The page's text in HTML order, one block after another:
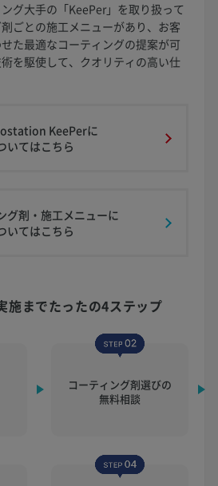
グ大手の「KeePer」を取り扱って
ごとの施工メニューがあり、お客
た最適なコーティングの提案が可
を駆使して、クオリティの高い仕
KeePerに
いてはこちら
グ剤・施工メニューに
いてはこちら
施までたったの4ステップ
コーティング剤選びの
無料相談